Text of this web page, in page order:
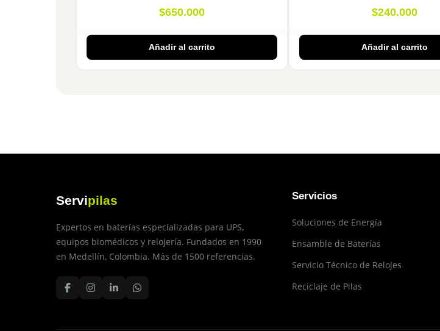
$650.000
Añadir al carrito
$240.000
Añadir al carrito
Servipilas
Expertos en baterías especializadas para UPS,
equipos biomédicos y relojería. Fundados en 1990
en Medellín, Colombia. Más de 1500 referencias.
Servicios
Soluciones de Energía
Ensamble de Baterías
Servicio Técnico de Relojes
Reciclaje de Pilas